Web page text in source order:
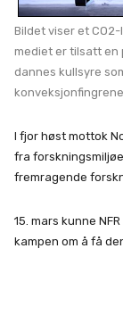
Bildet viser et
mediet er tilsatt en
dannes kullsyre
I fjor høst mottok
fra
fremragende
15. mars kunne
kampen om å få